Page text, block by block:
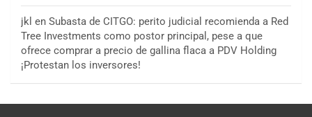
jkl en Subasta de CITGO: perito judicial recomienda a Red
Tree Investments como postor principal, pese a que
ofrece comprar a precio de gallina flaca a PDV Holding
¡Protestan los inversores!